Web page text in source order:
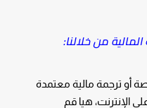
من خلالنا:
أو ترجمة مالية معتمدة
الإنترنت، هيا قم